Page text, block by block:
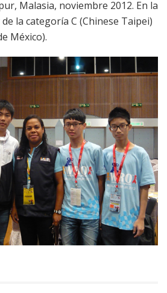
Malasia, noviembre 2012. En la
la categoría C (Chinese Taipei)
México).